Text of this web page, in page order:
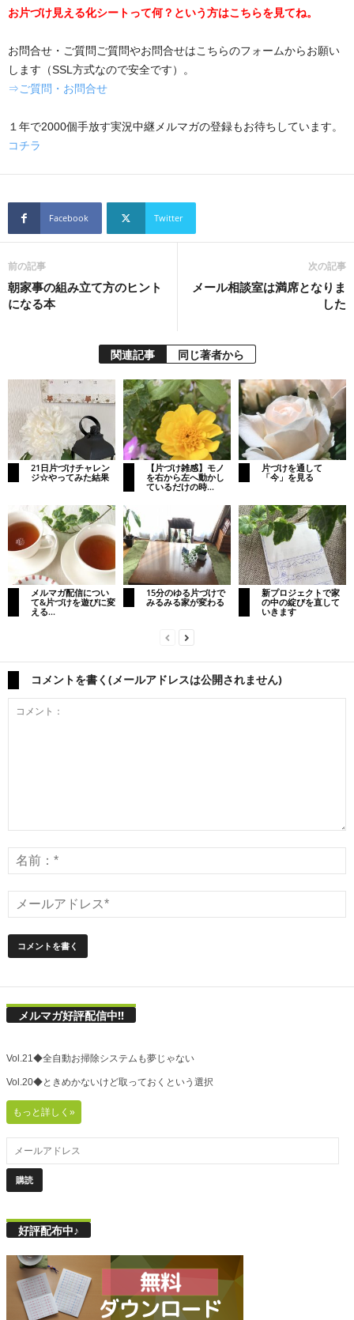
お片づけ見える化シートって何？という方はこちらを見てね。
お問合せ・ご質問ご質問やお問合せはこちらのフォームからお願い
します（SSL方式なので安全です）。
⇒ご質問・お問合せ
１年で2000個手放す実況中継メルマガの登録もお待ちしています。
コチラ
Facebook Twitter
前の記事
朝家事の組み立て方のヒント
になる本
次の記事
メール相談室は満席となりま
した
関連記事 同じ著者から
21日片づけチャレン
ジ☆やってみた結果
【片づけ雑感】モノ
を右から左へ動かし
ているだけの時...
片づけを通して
「今」を見る
メルマガ配信につい
て&片づけを遊びに変
える...
15分のゆる片づけで
みるみる家が変わる
新プロジェクトで家
の中の綻びを直して
いきます
コメントを書く(メールアドレスは公開されません)
メルマガ好評配信中!!
Vol.21◆全自動お掃除システムも夢じゃない
Vol.20◆ときめかないけど取っておくという選択
もっと詳しく»
好評配布中♪